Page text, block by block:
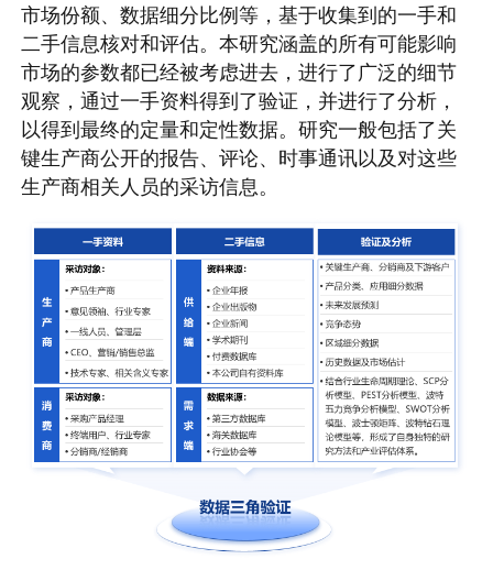
市场份额、数据细分比例等，基于收集到的一手和
二手信息核对和评估。本研究涵盖的所有可能影响
市场的参数都已经被考虑进去，进行了广泛的细节
观察，通过一手资料得到了验证，并进行了分析，
以得到最终的定量和定性数据。研究一般包括了关
键生产商公开的报告、评论、时事通讯以及对这些
生产商相关人员的采访信息。